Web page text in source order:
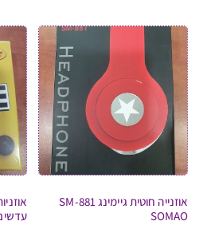
אוזנייה חוטית גיימינג SM-881
SOMAO